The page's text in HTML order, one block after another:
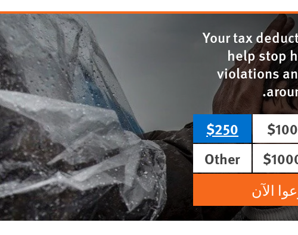
Your tax
help stop
violations
$100
$250
Other
الآن